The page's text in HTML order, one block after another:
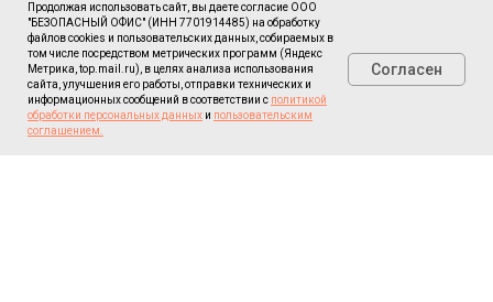
Продолжая использовать сайт, вы даете согласие ООО
"БЕЗОПАСНЫЙ ОФИС" (ИНН 7701914485) на обработку
файлов cookies и пользовательских данных, собираемых в
том числе посредством метрических программ (Яндекс
Метрика, top.mail.ru), в целях анализа использования
сайта, улучшения его работы, отправки технических и
информационных сообщений в соответствии с политикой
обработки персональных данных и пользовательским
соглашением.
Согласен